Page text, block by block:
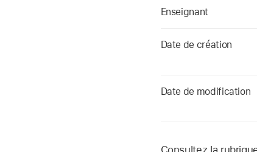
Enseignant
Date de création
Date de modification
Consultez la